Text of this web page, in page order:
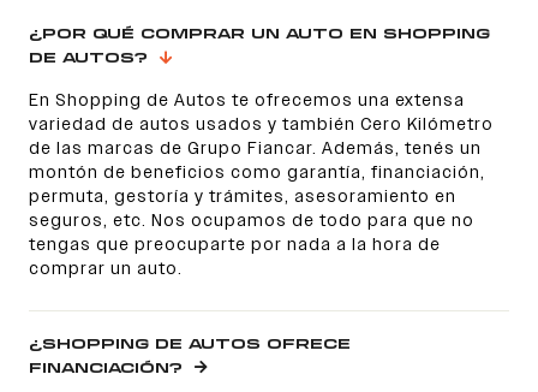
¿POR QUÉ COMPRAR UN AUTO EN SHOPPING
DE AUTOS?
En Shopping de Autos te ofrecemos una extensa
variedad de autos usados y también Cero Kilómetro
de las marcas de Grupo Fiancar. Además, tenés un
montón de beneficios como garantía, financiación,
permuta, gestoría y trámites, asesoramiento en
seguros, etc. Nos ocupamos de todo para que no
tengas que preocuparte por nada a la hora de
comprar un auto.
¿SHOPPING DE AUTOS OFRECE
FINANCIACIÓN?